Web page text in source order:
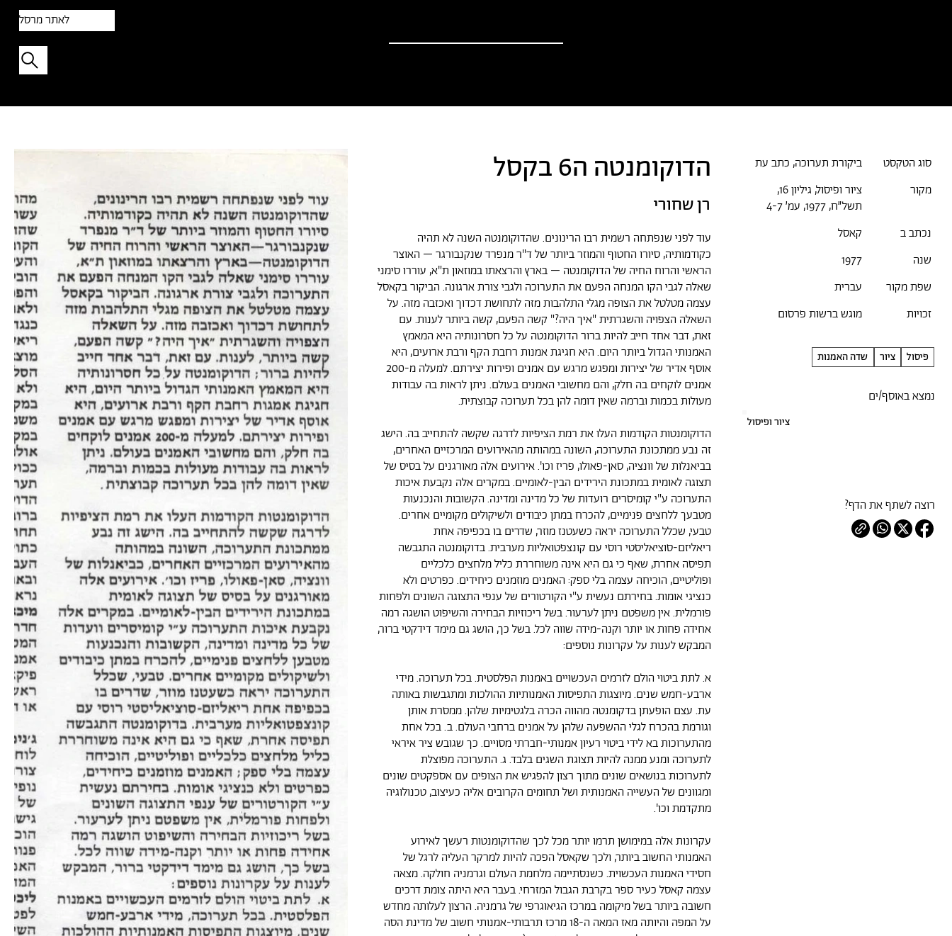
לאתר מרסל
סוג הטקסט
ביקורת תערוכה, כתב עת
מקור
ציור ופיסול, גיליון 16,
תשל״ח, 1977, עמ׳ 4-7
נכתב ב
קאסל
שנה
1977
שפת מקור
עברית
זכויות
מוגש ברשות פרסום
פיסול ציור שדה האמנות
נמצא באוסף/ים
ציור ופיסול
רוצה לשתף את הדף?
עוד לפני שנפתחה רשמית רבו הרינונים. שהדוקומנטה השנה לא תהיה
כקודמותיה, סיורו החטוף והמוזר ביותר של ד"ר מנפרד שנקנבורגר – האוצר
הראשי והרוח החיה של הדוקומנטה – בארץ והרצאתו במוזאון ת"א, עוררו סימני
שאלה לגבי הקו המנחה הפעם את התערוכה ולגבי צורת ארגונה. הביקור בקאסל
עצמה מטלטל את הצופה מגלי התלהבות מזה לתחושת דכדוך ואכזבה מזה. על
השאלה הצפויה והשגרתית "איך היה?" קשה הפעם, קשה ביותר לענות. עם
זאת, דבר אחד חייב להיות ברור הדוקומנטה על כל חסרונותיה היא המאמץ
האמנותי הגדול ביותר היום. היא חגיגת אמנות רחבת הקף ורבת ארועים, היא
אוסף אדיר של יצירות ומפגש מרגש עם אמנים ופירות יצירתם. למעלה מ-200
אמנים לוקחים בה חלק, והם מחשובי האמנים בעולם. ניתן לראות בה עבודות
מעולות בכמות וברמה שאין דומה להן בכל תערוכה קבוצתית.
הדוקומנטות הקודמות העלו את רמת הציפיות לדרגה שקשה להתחייב בה. הישג
זה נבע ממתכונת התערוכה, השונה במהותה מהאירועים המרכזיים האחרים,
בביאנלות של וונציה, סאן-פאולו, פריז וכו'. אירועים אלה מאורגנים על בסיס של
תצוגה לאומית במתכונת הירידים הבין-לאומיים. במקרים אלה נקבעת איכות
התערוכה ע"י קומיסרים רועדות של כל מדינה ומדינה. הקשובות והנכנעות
מטבעך ללחצים פנימיים, להכרח במתן כיבודים ולשיקולים מקומיים אחרים.
טבעי, שכלל התערוכה יראה כשעטנז מוזר, שדרים בו בכפיפה אחת
ריאליזם-סוציאליסטי רוסי עם קונצפטואליות מערבית. בדוקומנטה התגבשה
תפיסה אחרת, שאף כי גם היא אינה משוחררת כליל מלחצים כלכליים
ופוליטיים, הוכיחה עצמה בלי ספק: האמנים מוזמנים כיחידים. כפרטים ולא
כנציגי אומות. בחירתם נעשית ע"י הקורטורים של ענפי התצוגה השונים ולפחות
פורמלית. אין משפטם ניתן לערעור. בשל ריכוזיות הבחירה והשיפוט הושגה רמה
אחידה פחות או יותר וקנה-מידה שווה לכל. בשל כך, הושג גם מימד דידקטי ברור,
המבקש לענות על עקרונות נוספים:
א. לתת ביטוי הולם לזרמים העכשויים באמנות הפלסטית. בכל תערוכה. מידי
ארבע-חמש שנים. מיוצגות התפיסות האמנותיות ההולכות ומתגבשות באותה
עת. עצם הופעתן בדקומנטה מהווה הכרה בלגטימיות שלהן. ממסרת אותן
וגורמת בהכרח לגלי ההשפעה שלהן על אמנים ברחבי העולם. ב. בכל אחת
מהתערוכות בא לידי ביטוי רעיון אמנותי-חברתי מסויים. כך שגובש ציר איראי
לתערוכה ומנע ממנה להיות תצוגת השגים בלבד. ג. התערוכה מפוצלת
לתערוכות בנושאים שונים מתוך רצון להפגיש את הצופים עם אספקטים שונים
ומגוונים של העשייה האמנותית ושל תחומים הקרובים אליה כעיצוב, טכנולוגיה
מתקדמת וכו'.
עקרונות אלה במימושן תרמו יותר מכל לכך שהדוקומנטות רעשך לאירוע
האמנותי החשוב ביותר, ולכך שקאסל הפכה להיות למרקר העליה לרגל של
חסידי האמנות העכשוית. כשנסתיימה מלחמת העולם וגרמניה חולקה. מצאה
עצמה קאסל כעיר ספר בקרבת הגבול המזרחי. בעבר היא היתה צומת דרכים
חשובה ביותר בשל מיקומה במרכז הגיאוגרפי של גרמניה. הרצון לעלותה מחדש
על המפה והיותה מאז המאה ה-18 מרכז תרבותי-אמנותי חשוב של מדינת הסה
הדוקומנטה ה6 בקסל
רן שחורי